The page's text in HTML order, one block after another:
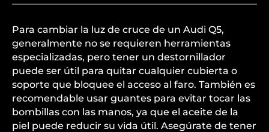
Para cambiar la luz de cruce de un Audi Q5,
generalmente no se requieren herramientas
especializadas, pero tener un destornillador
puede ser útil para quitar cualquier cubierta o
soporte que bloquee el acceso al faro. También es
recomendable usar guantes para evitar tocar las
bombillas con las manos, ya que el aceite de la
piel puede reducir su vida útil. Asegúrate de tener